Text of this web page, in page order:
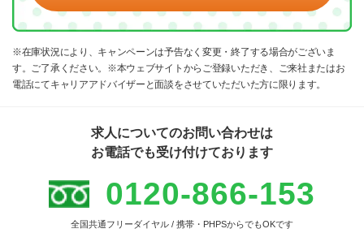
※在庫状況により、キャンペーンは予告なく変更・終了する場合がございま
す。ご了承ください。※本ウェブサイトからご登録いただき、ご来社またはお
電話にてキャリアアドバイザーと面談をさせていただいた方に限ります。
求人についてのお問い合わせは
お電話でも受け付けております
0120-866-153
全国共通フリーダイヤル / 携帯・PHPSからでもOKです